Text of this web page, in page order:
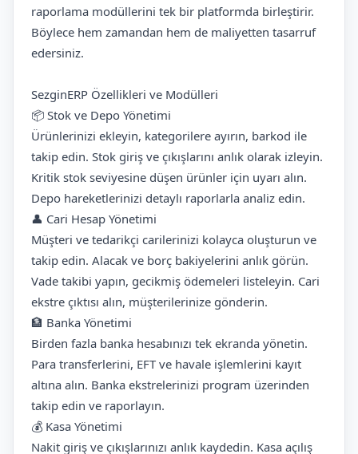
raporlama modüllerini tek bir platformda birleştirir.
Böylece hem zamandan hem de maliyetten tasarruf
edersiniz.
SezginERP Özellikleri ve Modülleri
📦 Stok ve Depo Yönetimi
Ürünlerinizi ekleyin, kategorilere ayırın, barkod ile
takip edin. Stok giriş ve çıkışlarını anlık olarak izleyin.
Kritik stok seviyesine düşen ürünler için uyarı alın.
Depo hareketlerinizi detaylı raporlarla analiz edin.
👤 Cari Hesap Yönetimi
Müşteri ve tedarikçi carilerinizi kolayca oluşturun ve
takip edin. Alacak ve borç bakiyelerini anlık görün.
Vade takibi yapın, gecikmiş ödemeleri listeleyin. Cari
ekstre çıktısı alın, müşterilerinize gönderin.
🏦 Banka Yönetimi
Birden fazla banka hesabınızı tek ekranda yönetin.
Para transferlerini, EFT ve havale işlemlerini kayıt
altına alın. Banka ekstrelerinizi program üzerinden
takip edin ve raporlayın.
💰 Kasa Yönetimi
Nakit giriş ve çıkışlarınızı anlık kaydedin. Kasa açılış